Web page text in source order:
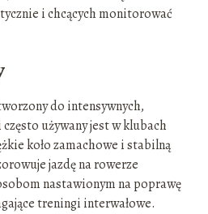
i chcących monitorować
do intensywnych,
używany jest w klubach
koło zamachowe i stabilną
jazdę na rowerze
nastawionym na poprawę
treningi interwałowe.